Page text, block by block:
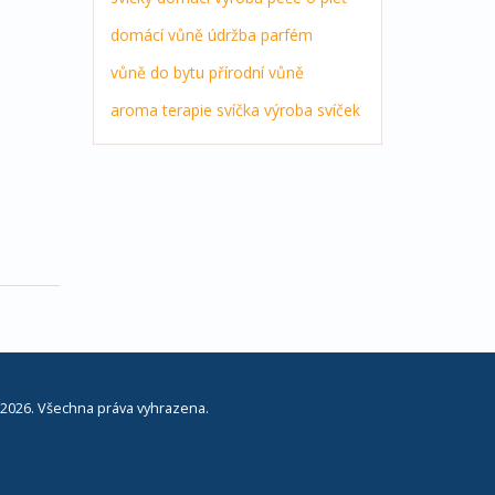
domácí vůně údržba parfém
vůně do bytu přírodní vůně
aroma terapie svíčka výroba svíček
Všechna práva vyhrazena.